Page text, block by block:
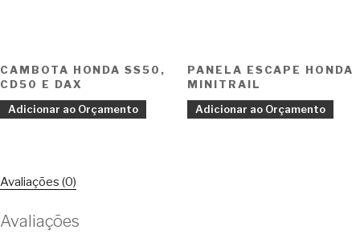
CAMBOTA HONDA SS50,
CD50 E DAX
Adicionar ao Orçamento
PANELA ESCAPE HONDA
MINITRAIL
Adicionar ao Orçamento
Avaliações (0)
Avaliações